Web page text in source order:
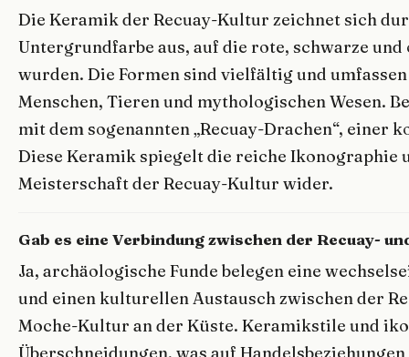
Die Keramik der Recuay-Kultur zeichnet sich
Untergrundfarbe aus, auf die rote, schwarze
wurden. Die Formen sind vielfältig und
Menschen, Tieren und mythologischen Wesen.
mit dem sogenannten „Recuay-Drachen“, einer
Diese Keramik spiegelt die reiche Ikonographie
Meisterschaft der Recuay-Kultur wider.
Gab es eine Verbindung zwischen der Recuay-
Ja, archäologische Funde belegen eine
und einen kulturellen Austausch zwischen der
Moche-Kultur an der Küste. Keramikstile und